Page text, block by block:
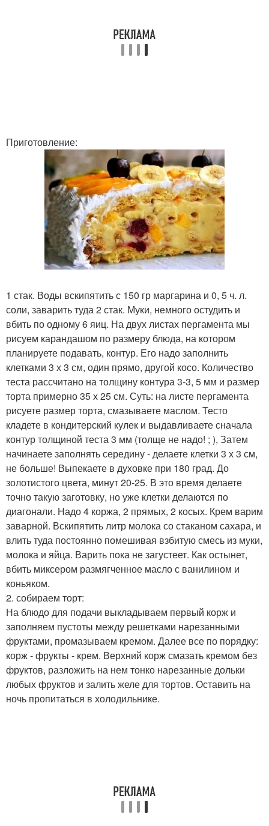
Приготовление:
1 стак. Воды вскипятить с 150 гр маргарина и 0, 5 ч. л.
соли, заварить туда 2 стак. Муки, немного остудить и
вбить по одному 6 яиц. На двух листах пергамента мы
рисуем карандашом по размеру блюда, на котором
планируете подавать, контур. Его надо заполнить
клетками 3 х 3 см, один прямо, другой косо. Количество
теста рассчитано на толщину контура 3-3, 5 мм и размер
торта примерно 35 х 25 см. Суть: на листе пергамента
рисуете размер торта, смазываете маслом. Тесто
кладете в кондитерский кулек и выдавливаете сначала
контур толщиной теста 3 мм (толще не надо! ; ), Затем
начинаете заполнять середину - делаете клетки 3 х 3 см,
не больше! Выпекаете в духовке при 180 град. До
золотистого цвета, минут 20-25. В это время делаете
точно такую заготовку, но уже клетки делаются по
диагонали. Надо 4 коржа, 2 прямых, 2 косых. Крем варим
заварной. Вскипятить литр молока со стаканом сахара, и
влить туда постоянно помешивая взбитую смесь из муки,
молока и яйца. Варить пока не загустеет. Как остынет,
вбить миксером размягченное масло с ванилином и
коньяком.
2. собираем торт:
На блюдо для подачи выкладываем первый корж и
заполняем пустоты между решетками нарезанными
фруктами, промазываем кремом. Далее все по порядку:
корж - фрукты - крем. Верхний корж смазать кремом без
фруктов, разложить на нем тонко нарезанные дольки
любых фруктов и залить желе для тортов. Оставить на
ночь пропитаться в холодильнике.